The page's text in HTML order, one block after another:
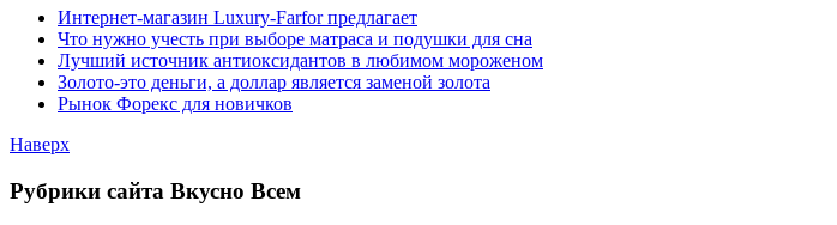
Интернет-магазин Luxury-Farfor предлагает
Что нужно учесть при выборе матраса и подушки для сна
Лучший источник антиоксидантов в любимом мороженом
Золото-это деньги, а доллар является заменой золота
Рынок Форекс для новичков
Наверх
Рубрики сайта Вкусно Всем